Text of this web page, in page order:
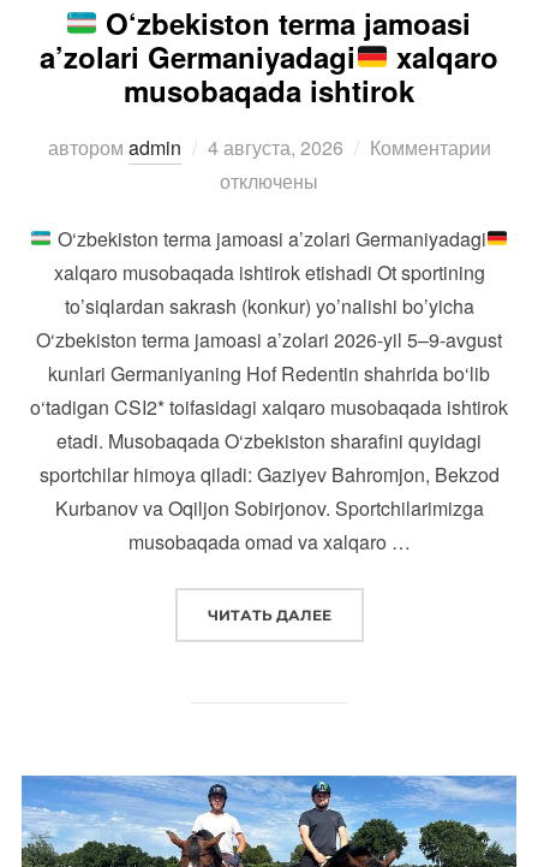
O‘zbekiston terma jamoasi
a’zolari Germaniyadagi
xalqaro
musobaqada ishtirok
автором admin Опубликовано
4 августа, 2026
Комментарии
отключены
O‘zbekiston terma jamoasi a’zolari Germaniyadagi
xalqaro musobaqada ishtirok etishadi Ot sportining
to’siqlardan sakrash (konkur) yo’nalishi bo’yicha
O‘zbekiston terma jamoasi a’zolari 2026-yil 5–9-avgust
kunlari Germaniyaning Hof Redentin shahrida bo‘lib
o‘tadigan CSI2* toifasidagi xalqaro musobaqada ishtirok
etadi. Musobaqada O‘zbekiston sharafini quyidagi
sportchilar himoya qiladi: Gaziyev Bahromjon, Bekzod
Kurbanov va Oqiljon Sobirjonov. Sportchilarimizga
musobaqada omad va xalqaro …
ЧИТАТЬ ДАЛЕЕ“